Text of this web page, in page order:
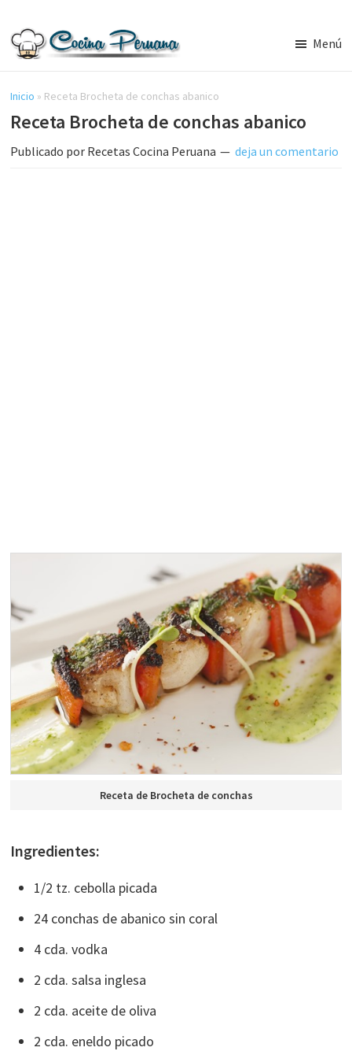
contenido
lateral
principal
Cocina
Peruana,
Recetas
de
Comida
Menú
Inicio » Receta Brocheta de conchas abanico
Receta Brocheta de conchas abanico
Publicado por Recetas Cocina Peruana deja un comentario
Receta de Brocheta de conchas
Ingredientes:
1/2 tz. cebolla picada
24 conchas de abanico sin coral
4 cda. vodka
2 cda. salsa inglesa
2 cda. aceite de oliva
2 cda. eneldo picado